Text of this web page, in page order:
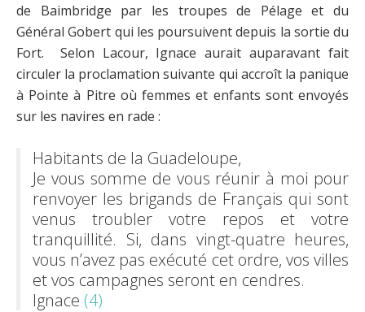
de Baimbridge par les troupes de Pélage et du
Général Gobert qui les poursuivent depuis la sortie du
Fort. Selon Lacour, Ignace aurait auparavant fait
circuler la proclamation suivante qui accroît la panique
à Pointe à Pitre où femmes et enfants sont envoyés
sur les navires en rade :
Habitants de la Guadeloupe,
Je vous somme de vous réunir à moi pour
renvoyer les brigands de Français qui sont
venus troubler votre repos et votre
tranquillité. Si, dans vingt-quatre heures,
vous n’avez pas exécuté cet ordre, vos villes
et vos campagnes seront en cendres.
Ignace (4)